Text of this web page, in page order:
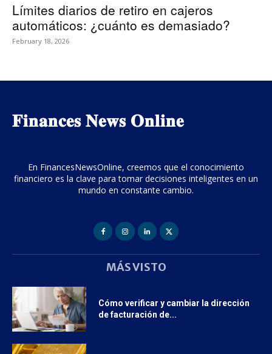
Límites diarios de retiro en cajeros
automáticos: ¿cuánto es demasiado?
February 18, 2026
𝐅𝐢𝐧𝐚𝐧𝐜𝐞𝐬 𝐍𝐞𝐰𝐬 𝐎𝐧𝐥𝐢𝐧𝐞
En FinancesNewsOnline, creemos que el conocimiento
financiero es la clave para tomar decisiones inteligentes en un
mundo en constante cambio.
MÁS VISTO
Cómo verificar y cambiar la dirección
de facturación de...